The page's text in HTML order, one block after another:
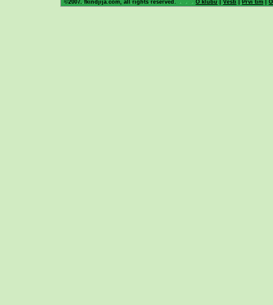
©2007. fkindjija.com, all rights reserved. O klubu |Vesti | Prvi tim |